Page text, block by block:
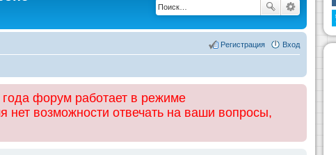
Вход
Регистрация
форум работает в режиме
возможности отвечать на ваши вопросы,